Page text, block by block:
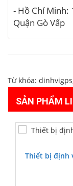
- Hồ Chí Minh:
Quận Gò Vấp
Từ khóa: dinhvigps
SẢN PHẨM
Thiết bị định